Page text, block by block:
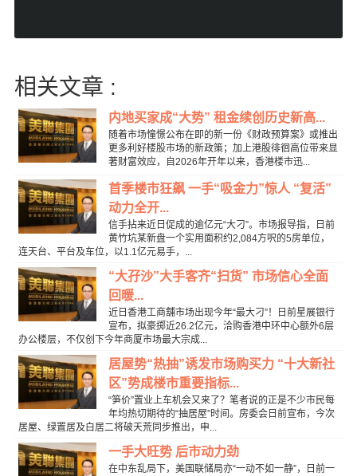
相关文章 :
内地买家成“大势” 租金续创历史新高...
随着市场憧憬公布在即的新一份《财政预算案》或推出
更多利好楼股市场的新政策；加上港股徘徊高位带来显
著财富效应，自2026年开年以来，香港楼市迅...
首季楼市狂飙 一手“吸金力”惊人 “复活”
动力全开...
信手拈来近日促成的逾亿元“大刁”。市场报导指，日前
黄竹坑某新盘一个实用面积约2,084方呎的5房单位，
连天台、平台及车位，以1.1亿元易手，...
“大孖沙”大手客齐“扫货” 市场信心全面
回暖...
近日香港工商舖市场出现今年“最大刁”！日前星展银行
宣布，拟豪掷近26.2亿元，洽购香港中环中心额外6层
办公楼层，不仅创下今年商厦市场最大宗成...
居屋势“热抽”诱发市场购买力 “十大新社
区”势成楼市重要指标...
“笋价”置业上车机会又来了？笔者说的正是不少市民每
年均热切期待的“抽居屋”时间。房委会日前宣布，今次
居屋、绿置居及白居二将破天荒同步推出，申...
一手大旺势 后市动力劲
在中东乱局下，美国联储局亦“一动不如一静”，日前一